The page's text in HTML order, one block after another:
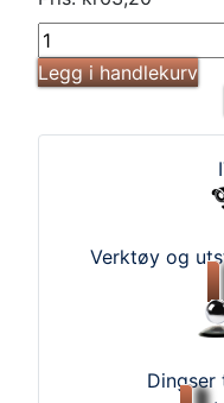
Verktøy og
Dingser